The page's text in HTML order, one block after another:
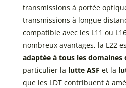
transmissions à portée
transmissions à longue
compatible avec les L11 ou
nombreux avantages, la L22
adaptée à tous les domaines
particulier la lutte ASF et la
que les LDT contribuent à